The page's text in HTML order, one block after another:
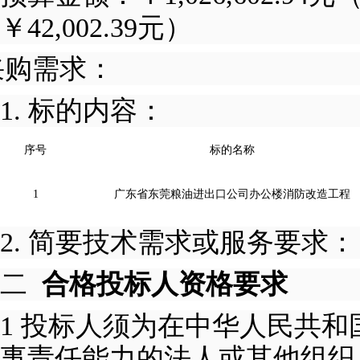
￥42,002.39元）
需求：
1. 标的内容：
序号 标的名称
1 广东省东莞粮油进出口公司 办公楼消防改造工程
2. 简要技术需求或服务要求
二 合格投标人资格要求
1 投标人须为在中华人民共